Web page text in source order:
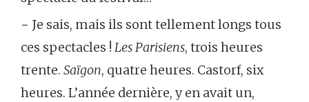
− Je sais, mais ils sont tellement longs tous
ces spectacles ! Les Parisiens, trois heures
trente. Saïgon, quatre heures. Castorf, six
heures. L’année dernière, y en avait un,